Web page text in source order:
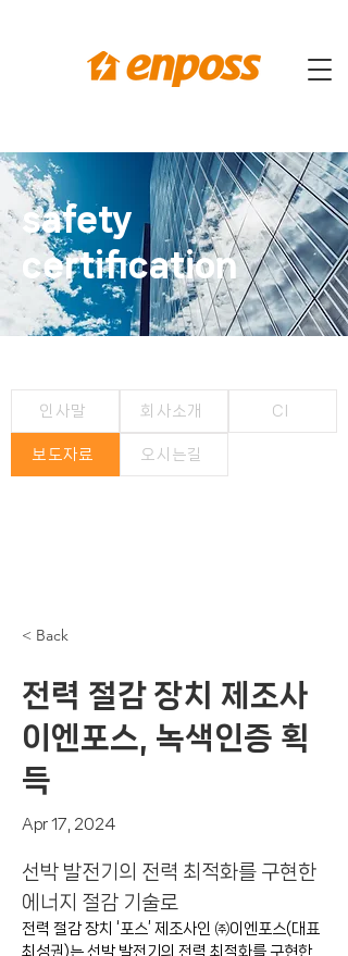
safety
certification
인사말 회사소개 CI
보도자료 오시는길
< Back
전력 절감 장치 제조사
이엔포스, 녹색인증 획
득
Apr 17, 2024
선박 발전기의 전력 최적화를 구현한
에너지 절감 기술로
전력 절감 장치 ‘포스’ 제조사인 ㈜이엔포스(대표
최성권)는 선박 발전기의 전력 최적화를 구현한